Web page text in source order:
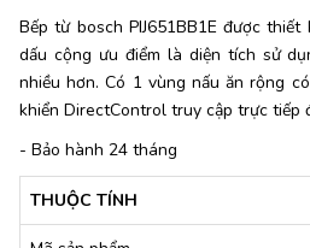
Bếp từ bosch PIJ651BB1E được
dấu cộng ưu điểm là diện tích sử
nhiều hơn. Có 1 vùng nấu ăn rộng
khiển DirectControl truy cập trực tiếp
- Bảo hành 24 tháng
THUỘC TÍNH